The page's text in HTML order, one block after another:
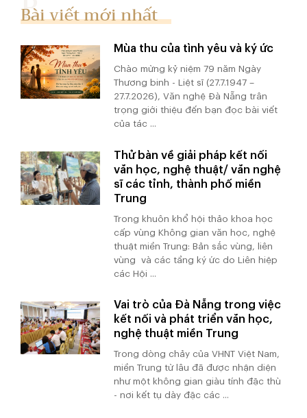
Bài viết mới nhất
Mùa thu của tình yêu và ký ức
Chào mừng kỷ niệm 79 năm Ngày
Thương binh - Liệt sĩ (27.7.1947 –
27.7.2026), Văn nghệ Đà Nẵng trân
trọng giới thiệu đến bạn đọc bài viết
của tác ...
Thử bàn về giải pháp kết nối
văn học, nghệ thuật/ văn nghệ
sĩ các tỉnh, thành phố miền
Trung
Trong khuôn khổ hội thảo khoa học
cấp vùng Không gian văn học, nghệ
thuật miền Trung: Bản sắc vùng, liên
vùng và các tầng ký ức do Liên hiệp
các Hội ...
Vai trò của Đà Nẵng trong việc
kết nối và phát triển văn học,
nghệ thuật miền Trung
Trong dòng chảy của VHNT Việt Nam,
miền Trung từ lâu đã được nhận diện
như một không gian giàu tính đặc thù
- nơi kết tụ dày đặc các ...